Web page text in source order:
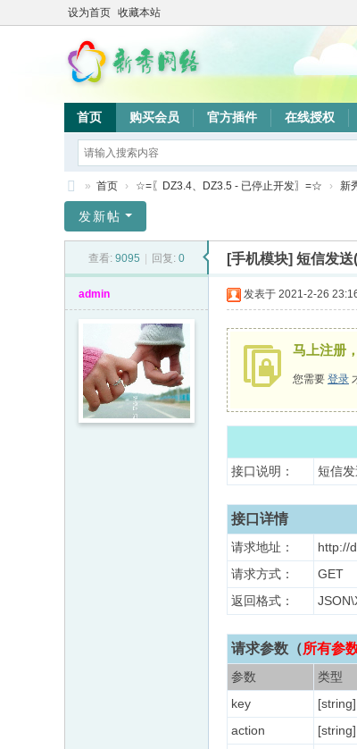
设为首页 收藏本站
首页 购买会员 官方插件 在线授权
秀
» 首页 › ☆=〖DZ3.4、DZ3.5 - 已停止开发〗=☆ › 新
发新帖
查看: 9095 回复: 0 [手机模块] 短信发送
admin 发表于 2021-2-26
马上注册
您需要 登录
接口说明： 短信发
接口详情
请求地址：
http://
请求方式：
GET
返回格式：
请求参数（所有参
参数 类型
key
[string]
action
[string]